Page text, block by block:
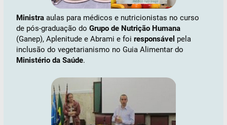
Ministra aulas para médicos e nutricionistas no curso
de pós-graduação do Grupo de Nutrição Humana
(Ganep), Aplenitude e Abrami e foi responsável pela
inclusão do vegetarianismo no Guia Alimentar do
Ministério da Saúde.